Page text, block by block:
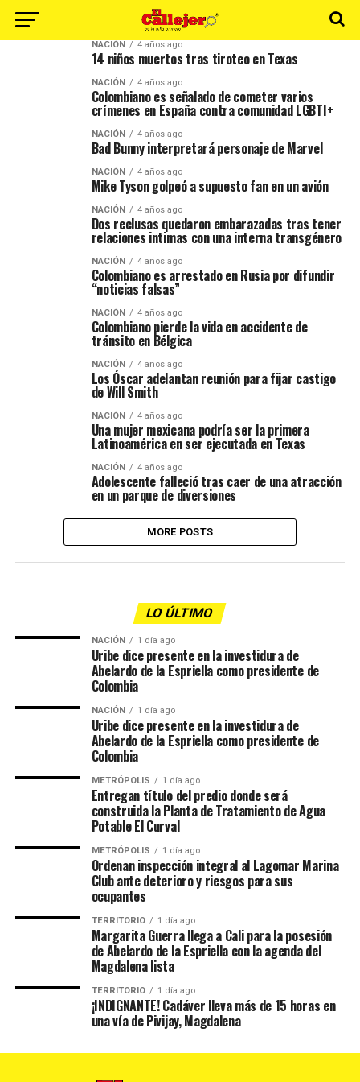
NACIÓN 4 años ago
14 niños muertos tras tiroteo en Texas
NACIÓN 4 años ago
Colombiano es señalado de cometer varios
crímenes en España contra comunidad LGBTI+
NACIÓN 4 años ago
Bad Bunny interpretará personaje de Marvel
NACIÓN 4 años ago
Mike Tyson golpeó a supuesto fan en un avión
NACIÓN 4 años ago
Dos reclusas quedaron embarazadas tras tener
relaciones intimas con una interna transgénero
NACIÓN 4 años ago
Colombiano es arrestado en Rusia por difundir
“noticias falsas”
NACIÓN 4 años ago
Colombiano pierde la vida en accidente de
tránsito en Bélgica
NACIÓN 4 años ago
Los Óscar adelantan reunión para fijar castigo
de Will Smith
NACIÓN 4 años ago
Una mujer mexicana podría ser la primera
Latinoamérica en ser ejecutada en Texas
NACIÓN 4 años ago
Adolescente falleció tras caer de una atracción
en un parque de diversiones
MORE POSTS
LO ÚLTIMO
NACIÓN 1 día ago
Uribe dice presente en la investidura de
Abelardo de la Espriella como presidente de
Colombia
NACIÓN 1 día ago
Uribe dice presente en la investidura de
Abelardo de la Espriella como presidente de
Colombia
METRÓPOLIS 1 día ago
Entregan título del predio donde será
construida la Planta de Tratamiento de Agua
Potable El Curval
METRÓPOLIS 1 día ago
Ordenan inspección integral al Lagomar Marina
Club ante deterioro y riesgos para sus
ocupantes
TERRITORIO 1 día ago
Margarita Guerra llega a Cali para la posesión
de Abelardo de la Espriella con la agenda del
Magdalena lista
TERRITORIO 1 día ago
¡INDIGNANTE! Cadáver lleva más de 15 horas en
una vía de Pivijay, Magdalena